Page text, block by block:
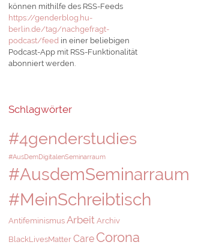
können mithilfe des RSS-Feeds
https://genderblog.hu-
berlin.de/tag/nachgefragt-
podcast/feed in einer beliebigen
Podcast-App mit RSS-Funktionalität
abonniert werden.
Schlagwörter
#4genderstudies
#AusDemDigitalenSeminarraum
#AusdemSeminarraum
#MeinSchreibtisch
Antifeminismus Arbeit Archiv
BlackLivesMatter Care Corona